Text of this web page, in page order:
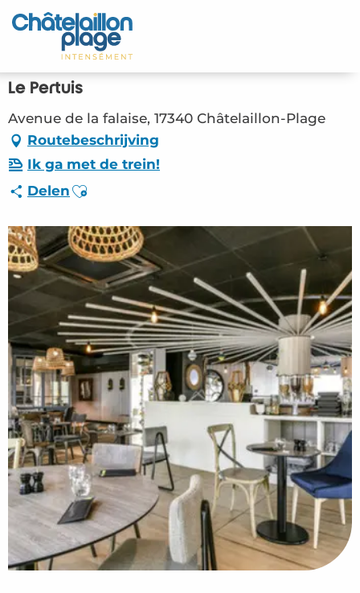
Aller
au
principal
Home – NL
Ontdek
Activiteiten
Leven
Afspraken
Uw verblijf - NL
RES – Le Pertuis (Châtelaillon-Plage)
#2808414
Le Pertuis
Avenue de la falaise, 17340 Châtelaillon-Plage
Routebeschrijving
Ik ga met de trein!
Delen Ajouter aux favoris